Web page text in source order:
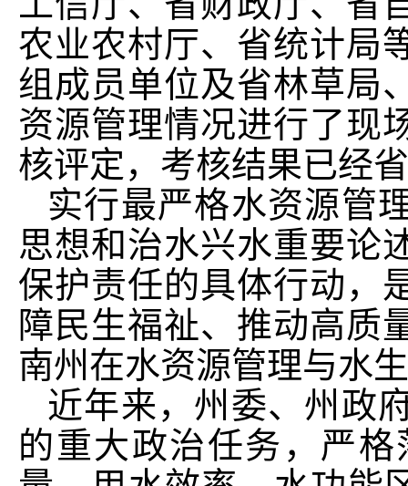
农业农村厅、省统计局
组成员单位及省林草局
资源管理情况进行了现
核评定，考核结果已经
实行最严格水资源管
思想和治水兴水重要论
保护责任的具体行动，
障民生福祉、推动高质
南州在水资源管理与水
近年来，州委、州政
的重大政治任务，严